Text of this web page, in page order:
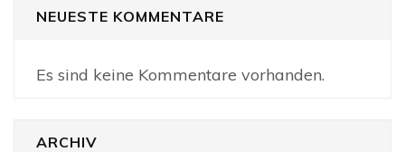
NEUESTE KOMMENTARE
Es sind keine Kommentare vorhanden.
ARCHIV